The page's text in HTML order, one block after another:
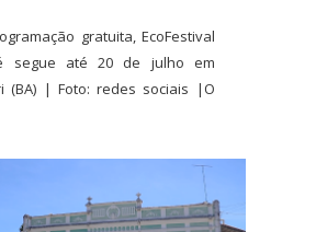
gratuita, EcoFestival
segue até 20 de julho em
(BA) | Foto: redes sociais |O